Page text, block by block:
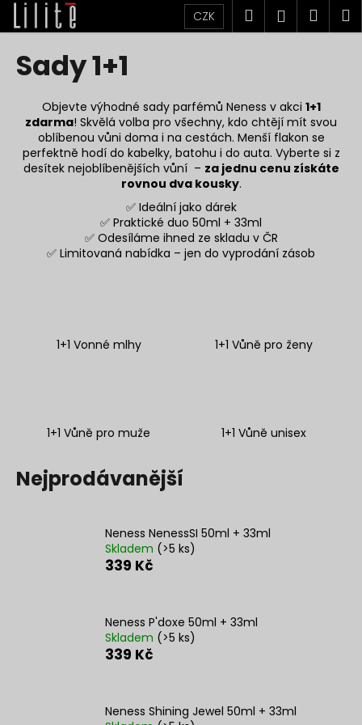
Přejít
obsah
CZK Hledat
Sady 1+1
Objevte výhodné sady parfémů Neness v akci 1+1
zdarma! Skvělá volba pro všechny, kdo chtějí mít svou
oblíbenou vůni doma i na cestách. Menší flakon se
perfektně hodí do kabelky, batohu i do auta. Vyberte si z
desítek nejoblíbenějších vůní – za jednu cenu získáte
rovnou dva kousky.
✅ Ideální jako dárek
✅ Praktické duo 50ml + 33ml
✅ Odesíláme ihned ze skladu v ČR
✅ Limitovaná nabídka – jen do vyprodání zásob
1+1 Vonné mlhy 1+1 Vůně pro ženy
1+1 Vůně pro muže 1+1 Vůně unisex
Nejprodávanější
Neness NenessSI 50ml + 33ml
Skladem (>5 ks)
339 Kč
Neness P'doxe 50ml + 33ml
Skladem (>5 ks)
339 Kč
Neness Shining Jewel 50ml + 33ml
o
p
o
t
?
HLEDAT